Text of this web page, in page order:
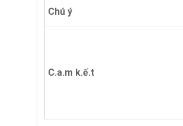
Chú ý
C.a.m k.ế.t